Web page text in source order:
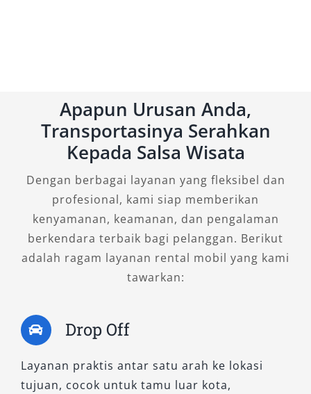
Apapun Urusan Anda,
Transportasinya Serahkan
Kepada Salsa Wisata
Dengan berbagai layanan yang fleksibel dan
profesional, kami siap memberikan
kenyamanan, keamanan, dan pengalaman
berkendara terbaik bagi pelanggan. Berikut
adalah ragam layanan rental mobil yang kami
tawarkan:
Drop Off
Layanan praktis antar satu arah ke lokasi
tujuan, cocok untuk tamu luar kota,